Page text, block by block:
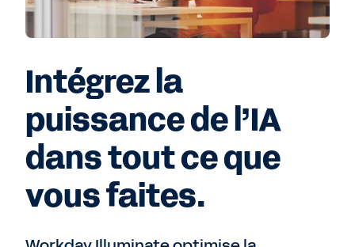
Intégrez la
puissance de l’IA
dans tout ce que
vous faites.